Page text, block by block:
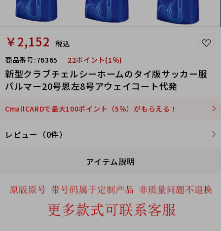
￥2,152
税込
商品番号:76365 22ポイント(1％)
新型クラブチェルシーホームのタイ版サッカー服
パルマー20号恩左8号アウェイコート代発
CmallCARDで最大100ポイント（5％）がもらえる！
レビュー（0件）
アイテム説明